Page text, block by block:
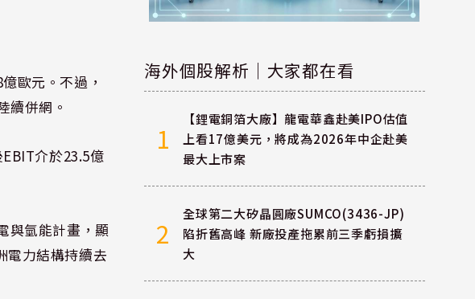
歐元。不過，
續併網。
介於23.5億
與氫能計畫，顯
電力結構持續去
海外個股解析｜大家都在看
1
【鋰電銅箔大廠】龍電華鑫赴美IPO估值
上看17億美元，將成為2026年中企赴美
最大上市案
2
全球第二大矽晶圓廠SUMCO(3436-JP)
陷折舊高峰 新廠投產拖累前三季虧損擴
大